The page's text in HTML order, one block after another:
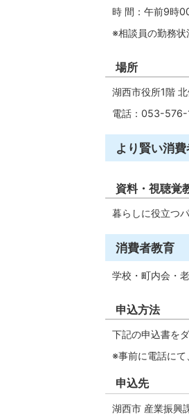
時 間：午前9時
※相談員の勤務状
場所
湖西市役所1階
電話：053-
より賢い消
資料・視聴覚
暮らしに役立つ
消費者教育
学校・町内会・
申込方法
下記の申込書を
※事前に電話にて
申込先
湖西市 産業振興